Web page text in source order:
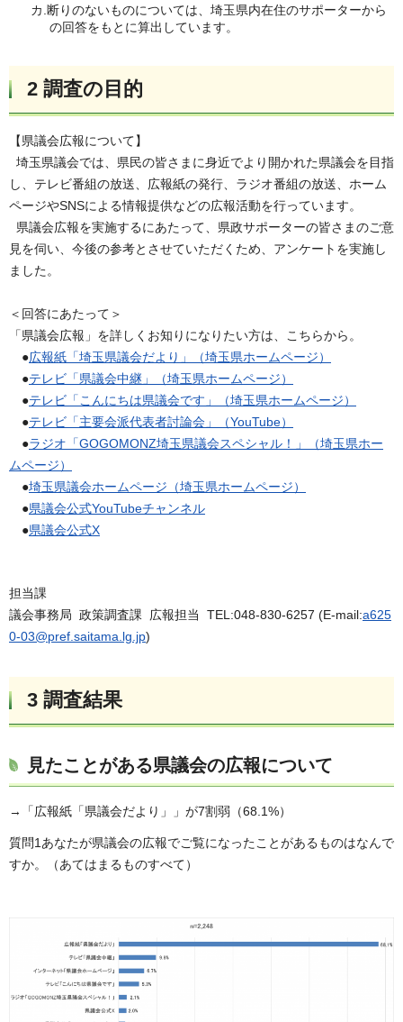
カ.断りのないものについては、埼玉県内在住のサポーターから
の回答をもとに算出しています。
2 調査の目的
【県議会広報について】
埼玉県議会では、県民の皆さまに身近でより開かれた県議会を目指
し、テレビ番組の放送、広報紙の発行、ラジオ番組の放送、ホーム
ページやSNSによる情報提供などの広報活動を行っています。
県議会広報を実施するにあたって、県政サポーターの皆さまのご意
見を伺い、今後の参考とさせていただくため、アンケートを実施し
ました。
＜回答にあたって＞
「県議会広報」を詳しくお知りになりたい方は、こちらから。
●広報紙「埼玉県議会だより」（埼玉県ホームページ）
●テレビ「県議会中継」（埼玉県ホームページ）
●テレビ「こんにちは県議会です」（埼玉県ホームページ）
●テレビ「主要会派代表者討論会」（YouTube）
●ラジオ「GOGOMONZ埼玉県議会スペシャル！」（埼玉県ホー
ムページ）
●埼玉県議会ホームページ（埼玉県ホームページ）
●県議会公式YouTubeチャンネル
●県議会公式X
担当課
議会事務局 政策調査課 広報担当 TEL:048-830-6257 (E-mail:a625
0-03@pref.saitama.lg.jp)
3 調査結果
見たことがある県議会の広報について
→「広報紙「県議会だより」」が7割弱（68.1%）
質問1あなたが県議会の広報でご覧になったことがあるものはなんで
すか。（あてはまるものすべて）